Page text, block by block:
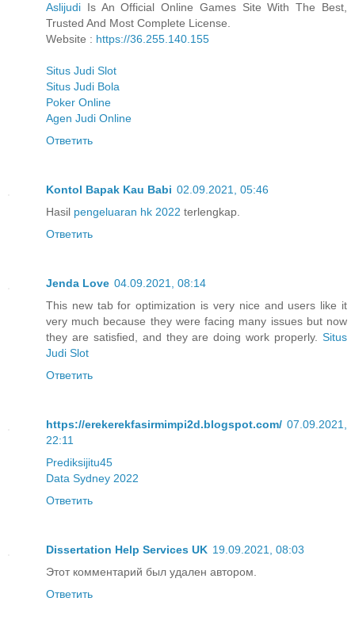
Aslijudi Is An Official Online Games Site With The Best,
Trusted And Most Complete License.
Website : https://36.255.140.155
Situs Judi Slot
Situs Judi Bola
Poker Online
Agen Judi Online
Ответить
Kontol Bapak Kau Babi 02.09.2021, 05:46
Hasil pengeluaran hk 2022 terlengkap.
Ответить
Jenda Love 04.09.2021, 08:14
This new tab for optimization is very nice and users like it
very much because they were facing many issues but now
they are satisfied, and they are doing work properly. Situs
Judi Slot
Ответить
https://erekerekfasirmimpi2d.blogspot.com/ 07.09.2021,
22:11
Prediksijitu45
Data Sydney 2022
Ответить
Dissertation Help Services UK 19.09.2021, 08:03
Этот комментарий был удален автором.
Ответить